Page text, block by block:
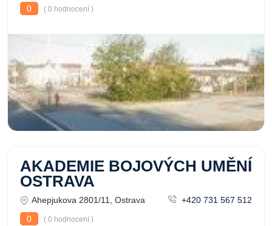
0
( 0 hodnocení )
AKADEMIE BOJOVÝCH UMĚNÍ
OSTRAVA
Ahepjukova 2801/11, Ostrava
+420 731 567 512
0
( 0 hodnocení )